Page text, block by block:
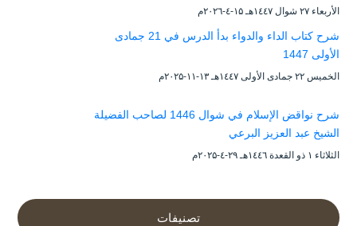
الأربعاء ۲۷ شوال ۱٤٤۷هـ ۱۵-٤-۲۰۲٦م
شرح كتاب الداء والدواء بدأ الدرس في 21 جمادى
الأولى 1447
الخميس ۲۲ جمادى الأولى ۱٤٤۷هـ ۱۳-۱۱-۲۰۲۵م
شرح نواقض الإسلام في شوال 1446 لصاحب الفضيلة
الشيخ عبد العزيز البرعي
الثلاثاء ۱ ذو القعدة ۱٤٤٦هـ ۲۹-٤-۲۰۲۵م
تصنيفات